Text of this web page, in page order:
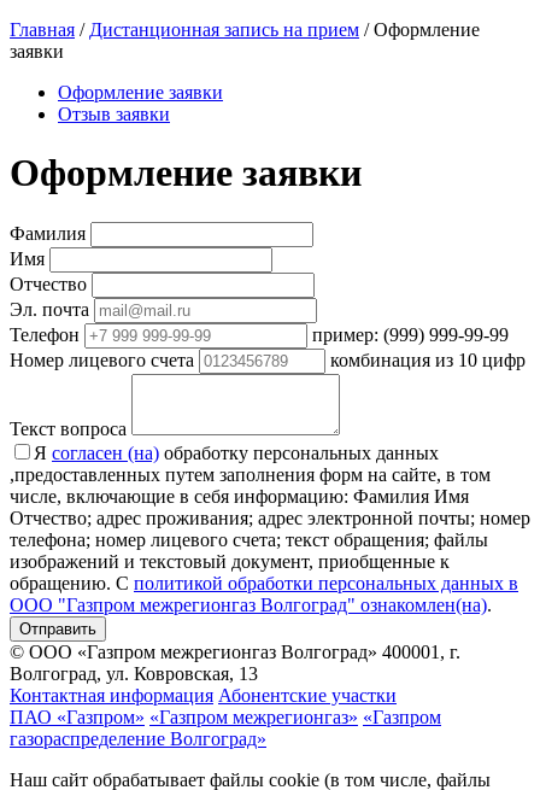
Главная / Дистанционная запись на прием / Оформление
заявки
Оформление заявки
Отзыв заявки
Оформление заявки
Фамилия
Имя
Отчество
Эл. почта
Телефон
пример: (999) 999-99-99
Номер лицевого счета
комбинация из 10 цифр
Текст вопроса
Я согласен (на) обработку персональных данных
,предоставленных путем заполнения форм на сайте, в том
числе, включающие в себя информацию: Фамилия Имя
Отчество; адрес проживания; адрес электронной почты; номер
телефона; номер лицевого счета; текст обращения; файлы
изображений и текстовый документ, приобщенные к
обращению. С политикой обработки персональных данных в
ООО "Газпром межрегионгаз Волгоград" ознакомлен(на).
Отправить
© ООО «Газпром межрегионгаз Волгоград» 400001, г.
Волгоград, ул. Ковровская, 13
Контактная информация Абонентские участки
ПАО «Газпром» «Газпром межрегионгаз» «Газпром
газораспределение Волгоград»
Наш сайт обрабатывает файлы cookie (в том числе, файлы